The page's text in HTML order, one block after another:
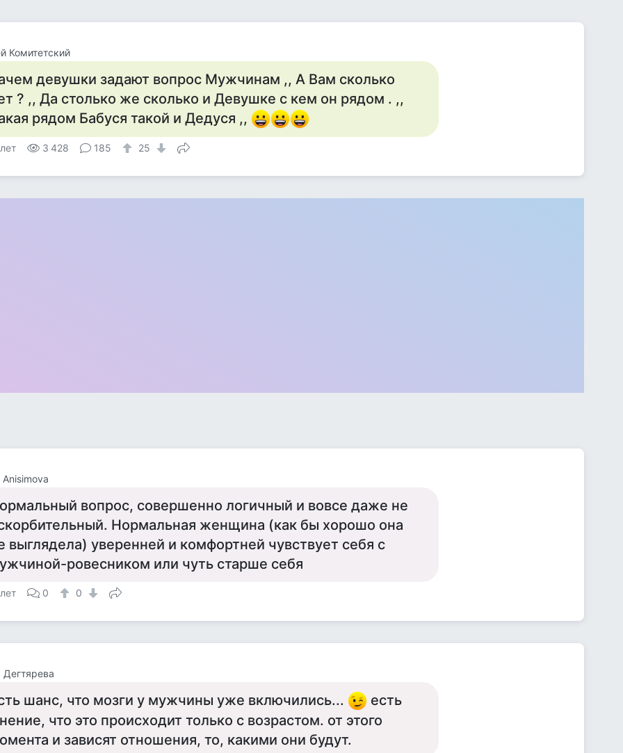
Комитетский
девушки задают вопрос Мужчинам ,, А Вам сколько
? ,, Да столько же сколько и Девушке с кем он рядом . ,,
рядом Бабуся такой и Дедуся ,,
3 428 185 25
Anisimova
вопрос, совершенно логичный и вовсе даже не
Нормальная женщина (как бы хорошо она
выглядела) уверенней и комфортней чувствует себя с
ровесником или чуть старше себя
0 0
Дегтярева
шанс, что мозги у мужчины уже включились...
есть
что это происходит только с возрастом. от этого
и зависят отношения, то, какими они будут.